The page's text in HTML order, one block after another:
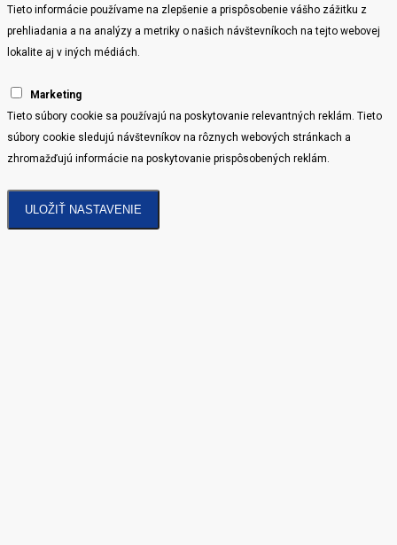
Tieto informácie používame na zlepšenie a prispôsobenie vášho zážitku z
prehliadania a na analýzy a metriky o našich návštevníkoch na tejto webovej
lokalite aj v iných médiách.
Marketing
Tieto súbory cookie sa používajú na poskytovanie relevantných reklám. Tieto
súbory cookie sledujú návštevníkov na rôznych webových stránkach a
zhromažďujú informácie na poskytovanie prispôsobených reklám.
ULOŽIŤ NASTAVENIE